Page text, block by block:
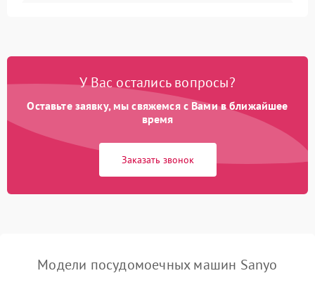
Проблемы с набором
Не работает сушилка 2100 ₽ Подробнее →
Сбои в работе таймера 1700 ₽
У Вас остались вопросы?
Оставьте заявку, мы свяжемся с Вами в ближайшее
время
Заказать звонок
Модели посудомоечных машин Sanyo